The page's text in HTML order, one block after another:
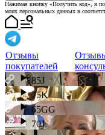
Нажимая кнопку «Получить код», я
моих персональных данных в
Отзывы
покупателей
85J
75K
65GG
70J